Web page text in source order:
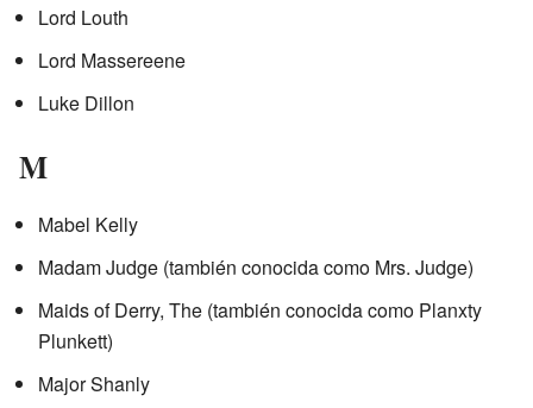
Lord Louth
Lord Massereene
Luke Dillon
M
Mabel Kelly
Madam Judge (también conocida como Mrs. Judge)
Maids of Derry, The (también conocida como Planxty
Plunkett)
Major Shanly